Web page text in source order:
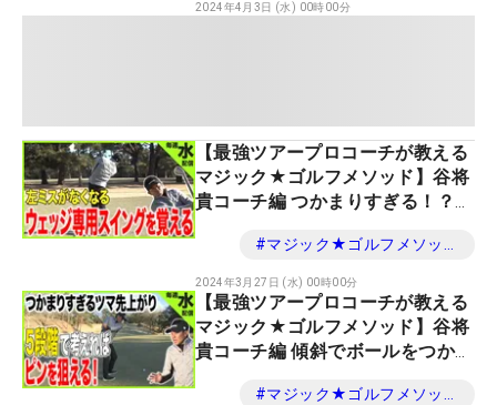
2024年4月3日 (水) 00時00分
【最強ツアープロコーチが教える
マジック★ゴルフメソッド】谷将
貴コーチ編 つかまりすぎる！？ウ
#マジック★ゴルフメソッド
2024年3月27日 (水) 00時00分
【最強ツアープロコーチが教える
マジック★ゴルフメソッド】谷将
貴コーチ編 傾斜でボールをつかま
#マジック★ゴルフメソッド